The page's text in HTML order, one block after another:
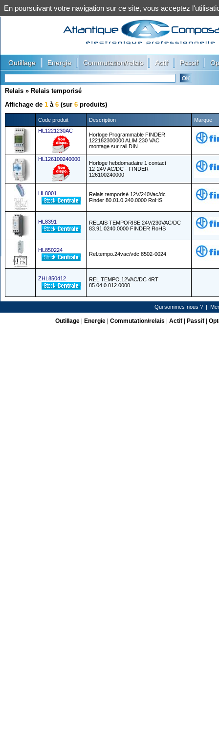
Outillage Energie Commutation/relais Actif Passif
Relais » Relais temporisé
Affichage de 1 à 6 (sur 6 produits)
Code produit Description
Marque
HL1221230AC
Horloge Programmable FINDER
122182300000 ALIM.230 VAC
montage sur rail DIN
HL126100240000
Horloge hebdomadaire 1 contact
12-24V AC/DC - FINDER
126100240000
HL8001
Relais temporisé 12V/240Vac/dc
Finder 80.01.0.240.0000 RoHS
HL8391
RELAIS TEMPORISE 24V/230VAC/DC
83.91.0240.0000 FINDER RoHS
HL850224
Rel.tempo.24vac/vdc 8502-0024
ZHL850412
REL.TEMPO.12VAC/DC 4RT
85.04.0.012.0000
Qui sommes-nous ?|
Outillage| Energie| Commutation/relais Actif| Passif|
En poursuivant votre navigation sur ce site, vous acceptez